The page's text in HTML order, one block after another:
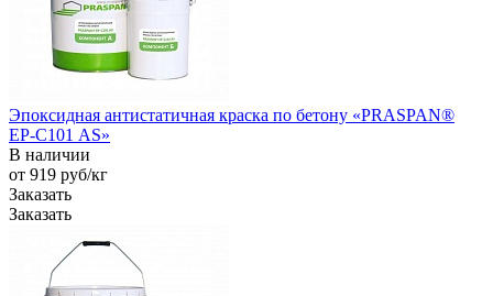
Эпоксидная антистатичная краска по бетону «PRASPAN®
EP-С101 AS»
В наличии
от 919 руб/кг
Заказать
Заказать